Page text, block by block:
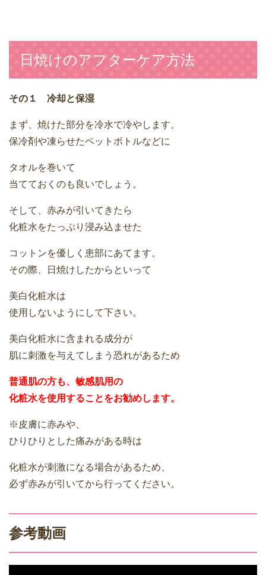
日焼けのアフターケア方法
その１ 冷却と保湿
まず、焼けた部分を冷水で冷やします。
保冷剤や凍らせたペットボトルなどに
タオルを巻いて
当てておくのも良いでしょう。
そして、赤みが引いてきたら
化粧水をたっぷり浸み込ませた
コットンを優しく患部にあてます。
その際、日焼けしたからといって
美白化粧水は
使用しないようにして下さい。
美白化粧水に含まれる成分が
肌に刺激を与えてしまう恐れがあるため
普通肌の方も、敏感肌用の
化粧水を使用することをお勧めします。
※皮膚に赤みや、
ひりひりとした痛みがある時は
化粧水が刺激になる場合があるため、
必ず赤みが引いてから行ってください。
参考動画